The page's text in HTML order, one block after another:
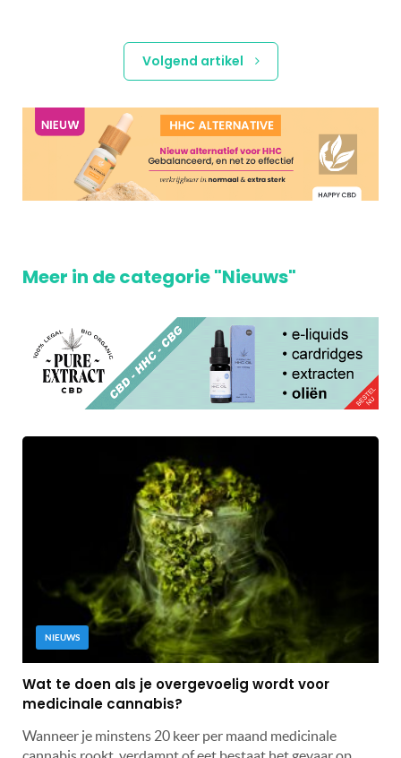
Volgend artikel
Meer in de categorie "Nieuws"
NIEUWS
Wat te doen als je overgevoelig wordt voor
medicinale cannabis?
Wanneer je minstens 20 keer per maand medicinale